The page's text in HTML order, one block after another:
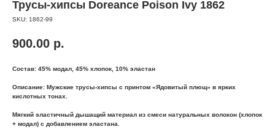
Трусы-хипсы Doreance Poison Ivy 1862
SKU: 1862-99
900.00 р.
Состав: 45% модал, 45% хлопок, 10% эластан
Описание: Мужские трусы-хипсы с принтом «Ядовитый плющ» в ярких
кислотных тонах.
Мягкий эластичный дышащий материал из смеси натуральных волокон (хлопок
+ модал) с добавлением эластана.